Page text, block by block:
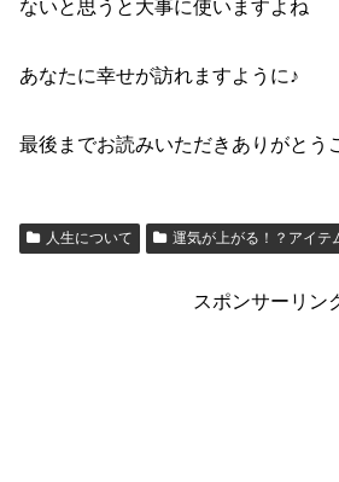
ないと思うと大事に使いますよね
あなたに幸せが訪れますように♪
最後までお読みいただきありがと
人生について 運気が上がる！？アイテ
スポンサーリン